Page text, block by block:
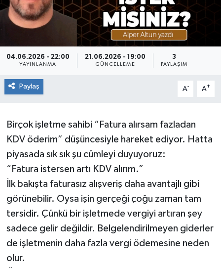
04.06.2026 - 22:00
YAYINLANMA
21.06.2026 - 19:00
GÜNCELLEME
3
PAYLAŞIM
Paylaş A- A+
Birçok işletme sahibi “Fatura alırsam fazladan
KDV öderim” düşüncesiyle hareket ediyor. Hatta
piyasada sık sık şu cümleyi duyuyoruz:
“Fatura istersen artı KDV alırım.”
İlk bakışta faturasız alışveriş daha avantajlı gibi
görünebilir. Oysa işin gerçeği çoğu zaman tam
tersidir. Çünkü bir işletmede vergiyi artıran şey
sadece gelir değildir. Belgelendirilmeyen giderler
de işletmenin daha fazla vergi ödemesine neden
olur.
RESMİ İLAN